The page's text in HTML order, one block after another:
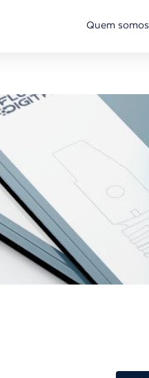
Quem somos